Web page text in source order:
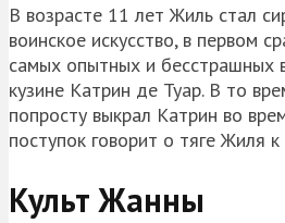
В возрасте 11 лет Жиль стал
воинское искусство, в первом
самых опытных и бесстрашных
кузине Катрин де Туар. В то
попросту выкрал Катрин во
поступок говорит о тяге Жиля
Культ Жанны